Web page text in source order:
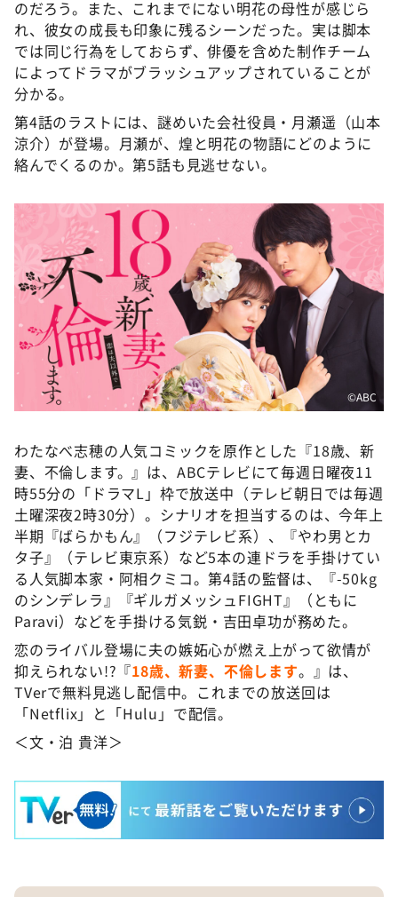
のだろう。また、これまでにない明花の母性が感じら
れ、彼女の成長も印象に残るシーンだった。実は脚本
では同じ行為をしておらず、俳優を含めた制作チーム
によってドラマがブラッシュアップされていることが
分かる。
第4話のラストには、謎めいた会社役員・月瀬遥（山本
涼介）が登場。月瀬が、煌と明花の物語にどのように
絡んでくるのか。第5話も見逃せない。
©️ABC
わたなべ志穂の人気コミックを原作とした『18歳、新
妻、不倫します。』は、ABCテレビにて毎週日曜夜11
時55分の「ドラマL」枠で放送中（テレビ朝日では毎週
土曜深夜2時30分）。シナリオを担当するのは、今年上
半期『ばらかもん』（フジテレビ系）、『やわ男とカ
タ子』（テレビ東京系）など5本の連ドラを手掛けてい
る人気脚本家・阿相クミコ。第4話の監督は、『-50kg
のシンデレラ』『ギルガメッシュFIGHT』（ともに
Paravi）などを手掛ける気鋭・吉田卓功が務めた。
恋のライバル登場に夫の嫉妬心が燃え上がって欲情が
抑えられない!?『18歳、新妻、不倫します。』は、
TVerで無料見逃し配信中。これまでの放送回は
「Netflix」と「Hulu」で配信。
＜文・泊 貴洋＞